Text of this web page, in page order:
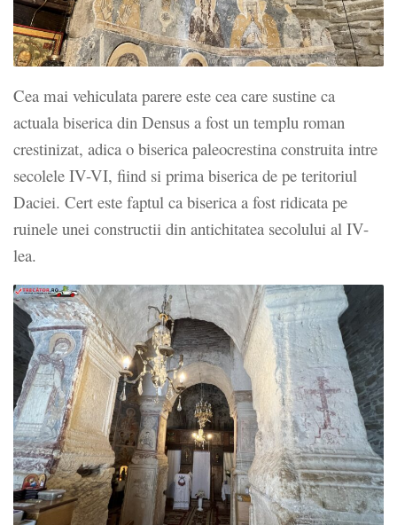
Cea mai vehiculata parere este cea care sustine ca
actuala biserica din Densus a fost un templu roman
crestinizat, adica o biserica paleocrestina construita intre
secolele IV-VI, fiind si prima biserica de pe teritoriul
Daciei. Cert este faptul ca biserica a fost ridicata pe
ruinele unei constructii din antichitatea secolului al IV-
lea.